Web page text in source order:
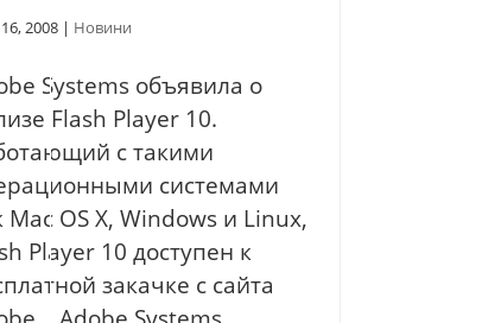
2008 | Новини
Systems объявила о
Flash Player 10.
с такими
системами
Mac OS X, Windows и Linux,
Player 10 доступен к
закачке с сайта